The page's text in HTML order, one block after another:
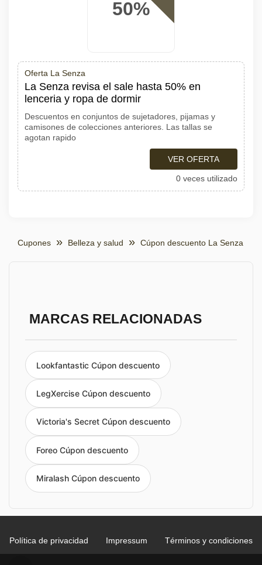
50%
Oferta La Senza
La Senza revisa el sale hasta 50% en
lenceria y ropa de dormir
Descuentos en conjuntos de sujetadores, pijamas y
camisones de colecciones anteriores. Las tallas se
agotan rapido
VER OFERTA
0 veces utilizado
Cupones Belleza y salud Cúpon descuento La Senza
MARCAS RELACIONADAS
Lookfantastic Cúpon descuento
LegXercise Cúpon descuento
Victoria's Secret Cúpon descuento
Foreo Cúpon descuento
Miralash Cúpon descuento
Política de privacidad Impressum Términos y condiciones